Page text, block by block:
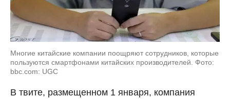
Многие китайские компании поощряют сотрудников, которые
пользуются смартфонами китайских производителей. Фото:
bbc.com: UGC
В твите, размещенном 1 января, компания